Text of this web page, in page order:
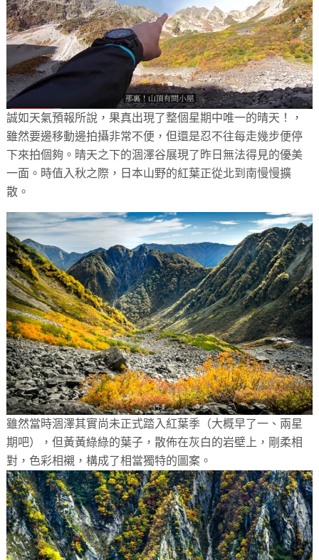
誠如天氣預報所說，果真出現了整個星期中唯一的晴天！，
雖然要邊移動邊拍攝非常不便，但還是忍不往每走幾步便停
下來拍個夠。晴天之下的涸澤谷展現了昨日無法得見的優美
一面。時值入秋之際，日本山野的紅葉正從北到南慢慢擴
散。
雖然當時涸澤其實尚未正式踏入紅葉季（大概早了一、兩星
期吧），但黃黃綠綠的葉子，散佈在灰白的岩壁上，剛柔相
對，色彩相襯，構成了相當獨特的圖案。